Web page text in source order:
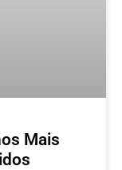
Mais